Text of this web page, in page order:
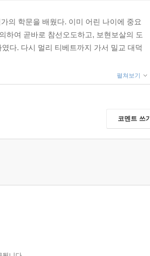
의 학문을 배웠다. 이미 어린 나이에 중요
하여 곧바로 참선오도하고, 보현보살의 도
다. 다시 멀리 티베트까지 가서 밀교 대덕
펼쳐보기
코멘트 쓰기